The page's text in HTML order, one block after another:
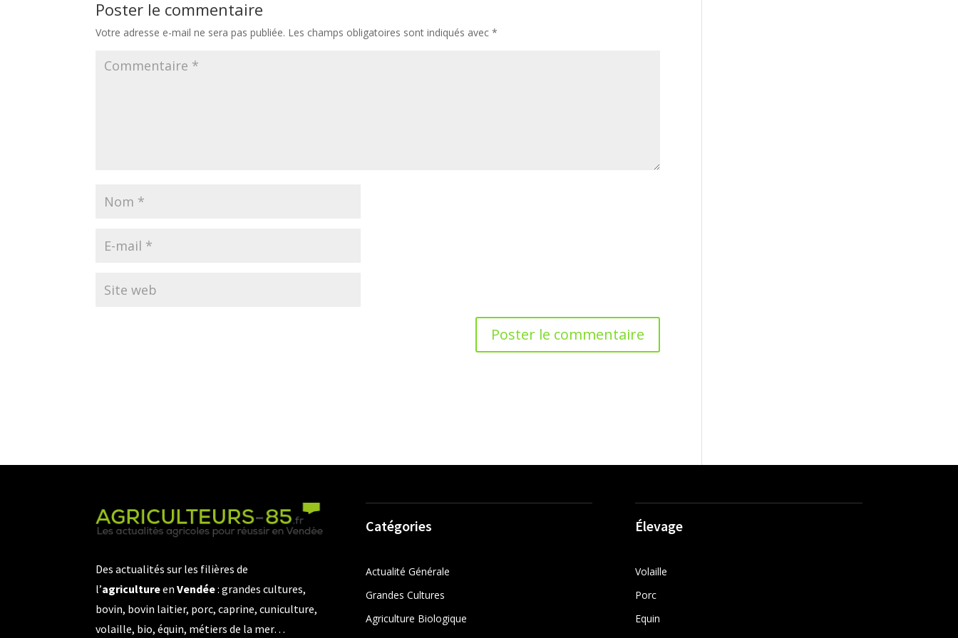
Poster le commentaire
Votre adresse e-mail ne sera pas publiée. Les champs obligatoires sont indiqués avec*
Des actualités sur les filières de
l’agricultureenVendée: grandes cultures,
bovin, bovin laitier, porc, caprine, cuniculture,
volaille, bio, équin, métiers de la mer…
Catégories
Actualité Générale
Grandes Cultures
Agriculture Biologique
Élevage
Volaille
Porc
Equin